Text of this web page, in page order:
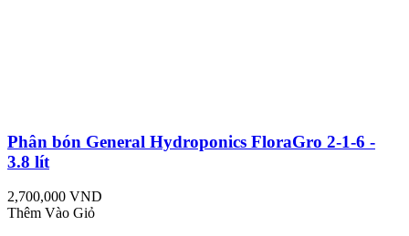
Phân bón General Hydroponics FloraGro 2-1-6 -
3.8 lít
2,700,000 VND
Thêm Vào Giỏ